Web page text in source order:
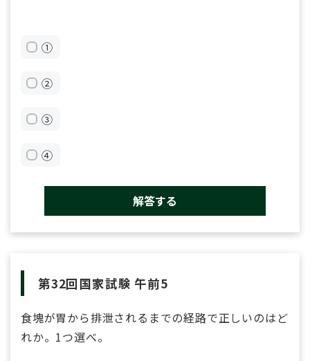
①
②
③
④
解答する
第32回国家試験 午前5
食塊が胃から排泄されるまでの経路で正しいのはど
れか。1つ選べ。